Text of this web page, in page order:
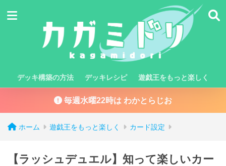
デッキ構築の方法 デッキレシピ 遊戯王をもっと楽しく
毎週水曜22時は わかとらじお
ホーム 遊戯王をもっと楽しく カード設定
【ラッシュデュエル】知って楽しいカー